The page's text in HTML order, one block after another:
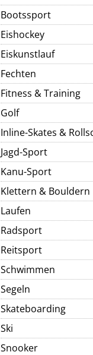
Bootssport
Eishockey
Eiskunstlauf
Fechten
Fitness & Training
Golf
Inline-Skates &
Jagd-Sport
Kanu-Sport
Klettern & Bouldern
Laufen
Radsport
Reitsport
Schwimmen
Segeln
Skateboarding
Ski
Snooker